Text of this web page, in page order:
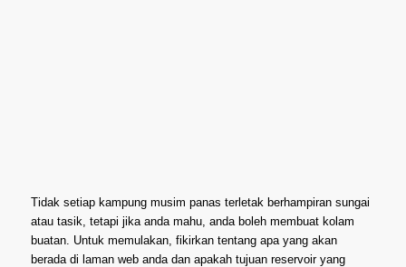
Tidak setiap kampung musim panas terletak berhampiran sungai
atau tasik, tetapi jika anda mahu, anda boleh membuat kolam
buatan. Untuk memulakan, fikirkan tentang apa yang akan
berada di laman web anda dan apakah tujuan reservoir yang